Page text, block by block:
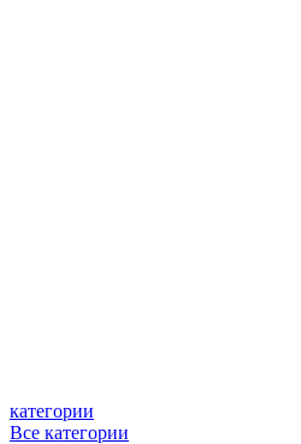
категории
Все категории